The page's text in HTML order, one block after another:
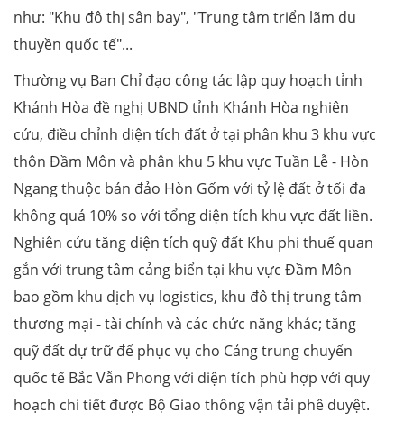
như: "Khu đô thị sân bay", "Trung tâm triển lãm du
thuyền quốc tế"...
Thường vụ Ban Chỉ đạo công tác lập quy hoạch tỉnh
Khánh Hòa đề nghị UBND tỉnh Khánh Hòa nghiên
cứu, điều chỉnh diện tích đất ở tại phân khu 3 khu vực
thôn Đầm Môn và phân khu 5 khu vực Tuần Lễ - Hòn
Ngang thuộc bán đảo Hòn Gốm với tỷ lệ đất ở tối đa
không quá 10% so với tổng diện tích khu vực đất liền.
Nghiên cứu tăng diện tích quỹ đất Khu phi thuế quan
gắn với trung tâm cảng biển tại khu vực Đầm Môn
bao gồm khu dịch vụ logistics, khu đô thị trung tâm
thương mại - tài chính và các chức năng khác; tăng
quỹ đất dự trữ để phục vụ cho Cảng trung chuyển
quốc tế Bắc Vẫn Phong với diện tích phù hợp với quy
hoạch chi tiết được Bộ Giao thông vận tải phê duyệt.